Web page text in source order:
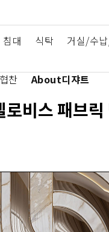
침대 식탁 거실/수
찬 About디쟈트
로비스 패브